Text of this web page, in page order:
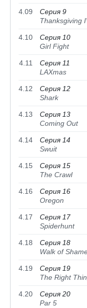
4.09
Серия 9
Thanksgiving
4.10
Серия 10
Girl Fight
4.11
Серия 11
LAXmas
4.12
Серия 12
Shark
4.13
Серия 13
Coming Out
4.14
Серия 14
Swuit
4.15
Серия 15
The Crawl
4.16
Серия 16
Oregon
4.17
Серия 17
Spiderhunt
4.18
Серия 18
Walk of
4.19
Серия 19
The Right
4.20
Серия 20
Par 5